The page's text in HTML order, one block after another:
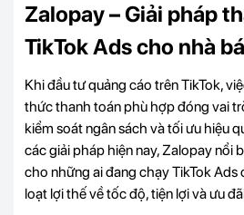
Zalopay – Giải pháp
TikTok Ads cho nhà
Khi đầu tư quảng cáo trên TikTok,
thức thanh toán phù hợp đóng vai
kiểm soát ngân sách và tối ưu hiệu
các giải pháp hiện nay, Zalopay nổi
cho những ai đang chạy TikTok Ads
loạt lợi thế về tốc độ, tiện lợi và ưu